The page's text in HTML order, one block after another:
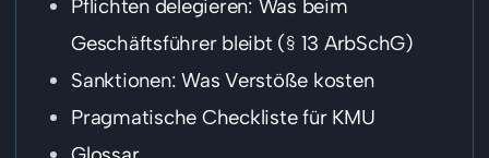
Pflichten delegieren: Was beim
Geschäftsführer bleibt (§ 13 ArbSchG)
Sanktionen: Was Verstöße kosten
Pragmatische Checkliste für KMU